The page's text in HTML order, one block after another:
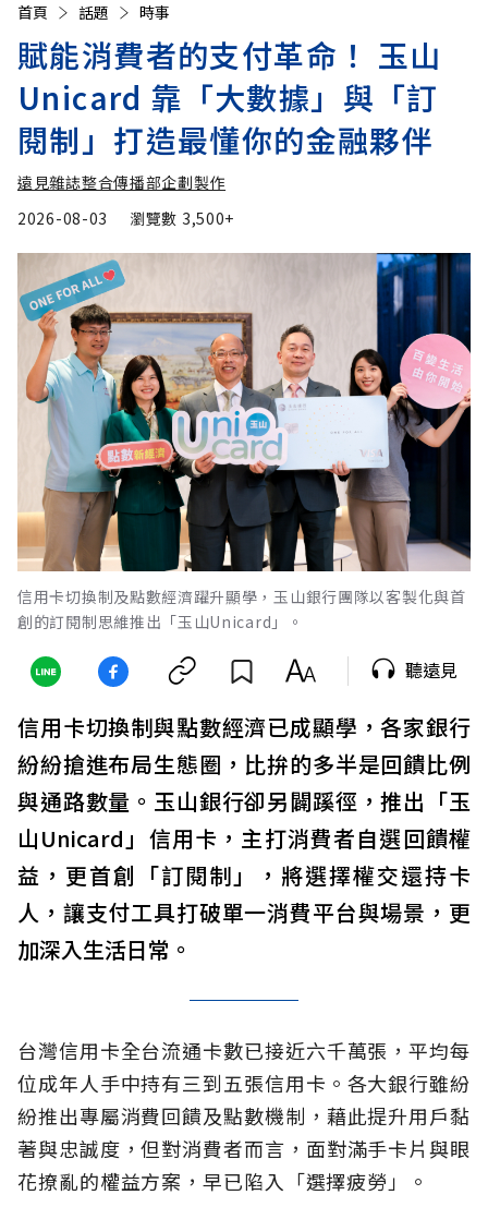
首頁 話題 時事
賦能消費者的支付革命！ 玉山
Unicard 靠「大數據」與「訂
閱制」打造最懂你的金融夥伴
遠見雜誌整合傳播部企劃製作
2026-08-03
瀏覽數 3,500+
信用卡切換制及點數經濟躍升顯學，玉山銀行團隊以客製化與首
創的訂閱制思維推出「玉山Unicard」。
聽遠見
信用卡切換制與點數經濟已成顯學，各家銀行
紛紛搶進布局生態圈，比拚的多半是回饋比例
與通路數量。玉山銀行卻另闢蹊徑，推出「玉
山Unicard」信用卡，主打消費者自選回饋權
益，更首創「訂閱制」，將選擇權交還持卡
人，讓支付工具打破單一消費平台與場景，更
加深入生活日常。
台灣信用卡全台流通卡數已接近六千萬張，平均每
位成年人手中持有三到五張信用卡。各大銀行雖紛
紛推出專屬消費回饋及點數機制，藉此提升用戶黏
著與忠誠度，但對消費者而言，面對滿手卡片與眼
花撩亂的權益方案，早已陷入「選擇疲勞」。